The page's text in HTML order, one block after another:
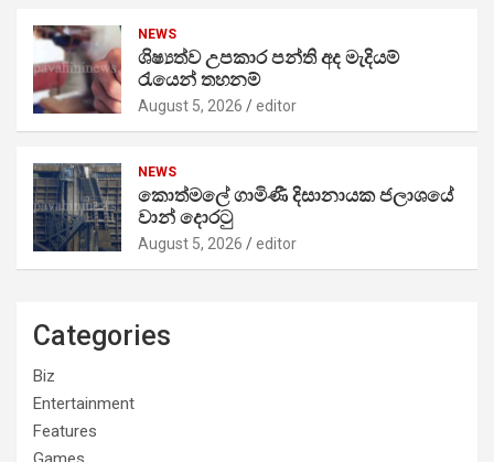
NEWS
ශිෂ්‍යත්ව උපකාර පන්ති අද මැදියම්
රැයෙන් තහනම්
August 5, 2026 editor
NEWS
කොත්මලේ ගාමිණී දිසානායක ජලාශයේ
වාන් දොරටු
August 5, 2026 editor
Categories
Biz
Entertainment
Features